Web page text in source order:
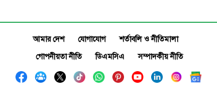
আমার দেশ যোগাযোগ
শর্তাবলি ও নীতিমালা
গোপনীয়তা নীতি
ডিএমসিএ সম্পাদকীয় নীতি